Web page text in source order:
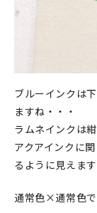
ブルーインクは
ますね・・・
ラムネインクは
アクアインクに
るように見えます
通常色×通常色で